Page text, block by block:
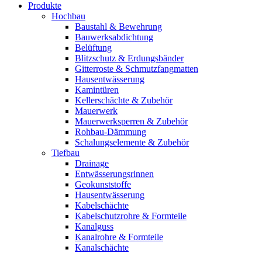
Produkte
Hochbau
Baustahl & Bewehrung
Bauwerksabdichtung
Belüftung
Blitzschutz & Erdungsbänder
Gitterroste & Schmutzfangmatten
Hausentwässerung
Kamintüren
Kellerschächte & Zubehör
Mauerwerk
Mauerwerksperren & Zubehör
Rohbau-Dämmung
Schalungselemente & Zubehör
Tiefbau
Drainage
Entwässerungsrinnen
Geokunststoffe
Hausentwässerung
Kabelschächte
Kabelschutzrohre & Formteile
Kanalguss
Kanalrohre & Formteile
Kanalschächte